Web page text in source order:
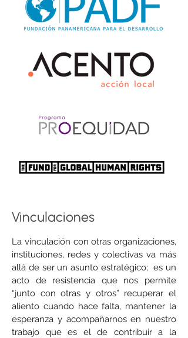
Vinculaciones
La vinculación con otras organizaciones,
instituciones, redes y colectivas va más
allá de ser un asunto estratégico; es un
acto de resistencia que nos permite
“junto con otras y otros” recuperar el
aliento cuando hace falta, mantener la
esperanza y acompañarnos en nuestro
trabajo que es el de contribuir a la